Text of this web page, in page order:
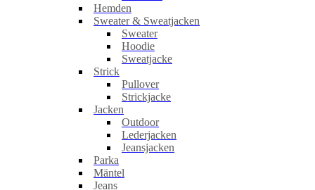
Hemden
Sweater & Sweatjacken
Sweater
Hoodie
Sweatjacke
Strick
Pullover
Strickjacke
Jacken
Outdoor
Lederjacken
Jeansjacken
Parka
Mäntel
Jeans